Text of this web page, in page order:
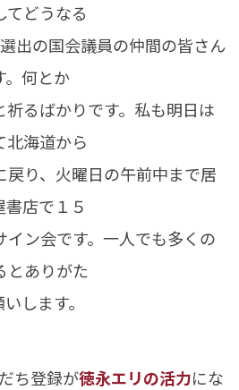
どうなる
出の国会議員の仲間の皆さん
。何とか
るばかりです。私も明日は
北海道から
戻り、火曜日の午前中まで居
店で１５
ン会です。一人でも多くの
とありがた
します。
ち登録が徳永エリの活力にな